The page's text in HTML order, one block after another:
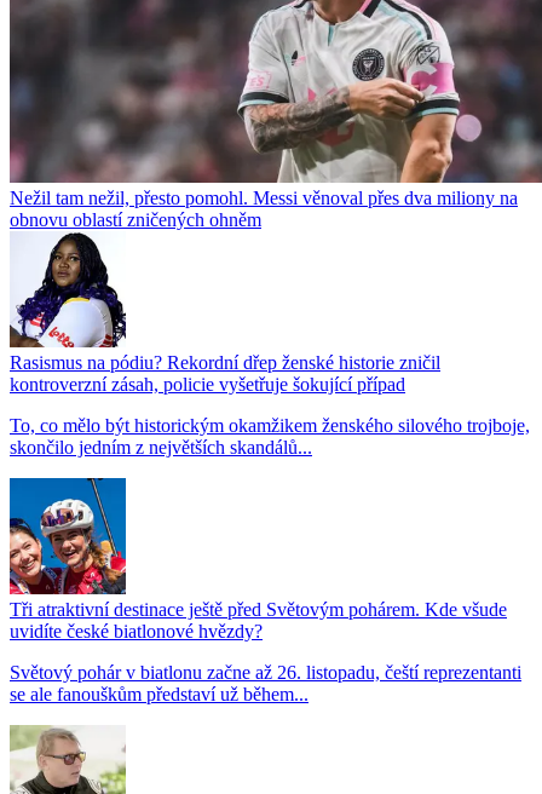
Nežil tam nežil, přesto pomohl. Messi věnoval přes dva miliony na
obnovu oblastí zničených ohněm
Rasismus na pódiu? Rekordní dřep ženské historie zničil
kontroverzní zásah, policie vyšetřuje šokující případ
To, co mělo být historickým okamžikem ženského silového trojboje,
skončilo jedním z největších skandálů...
Tři atraktivní destinace ještě před Světovým pohárem. Kde všude
uvidíte české biatlonové hvězdy?
Světový pohár v biatlonu začne až 26. listopadu, čeští reprezentanti
se ale fanouškům představí už během...